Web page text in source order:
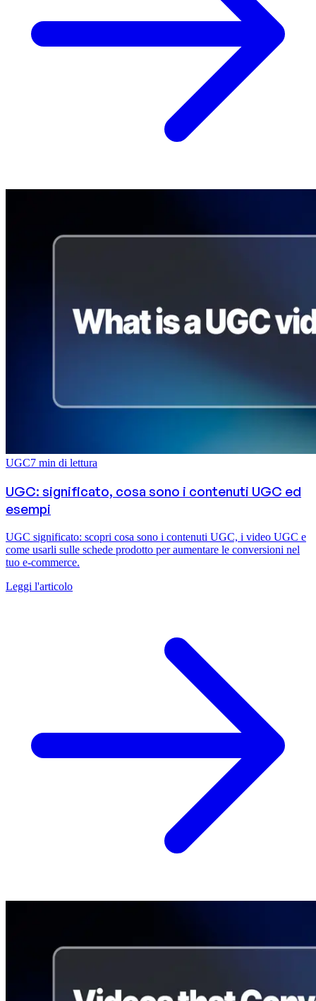
UGC7 min di lettura
UGC: significato, cosa sono i contenuti UGC ed
esempi
UGC significato: scopri cosa sono i contenuti UGC, i video UGC e
come usarli sulle schede prodotto per aumentare le conversioni nel
tuo e-commerce.
Leggi l'articolo